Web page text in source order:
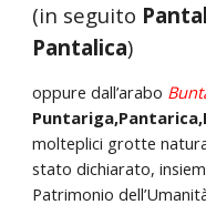
(in seguito
Pantalica)
oppure dall’arabo
molteplici grotte
stato dichiarato,
Patrimonio